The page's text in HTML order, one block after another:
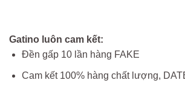
Gatino luôn cam kết:
Đền gấp 10 lần hàng FAKE
Cam kết 100% hàng chất lượng,